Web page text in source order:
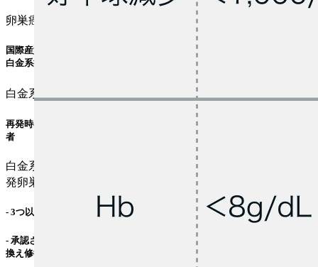
卵巣癌における初回化学療法後の維持療法²⁾
国際産婦人科連合 (FIGO) 進行期分類III期又はIV期の卵巣癌と診断され､
白金系抗悪性腫瘍剤を含む初回化学療法で奏効が維持されている患者
白金系抗悪性腫瘍剤感受性の再発卵巣癌における維持療法³⁾
再発時の白金系抗悪性腫瘍剤を含む化学療法で､ 奏効が維持されている患
者
白金系抗悪性腫瘍剤感受性の相同組換え修復欠損を有する再
発卵巣癌⁴⁾
- 3つ以上の化学療法歴のある患者
- 承認された体外診断用医薬品又は医療機器を用いた検査により､ 相同組
換え修復欠損を有することが確認された患者